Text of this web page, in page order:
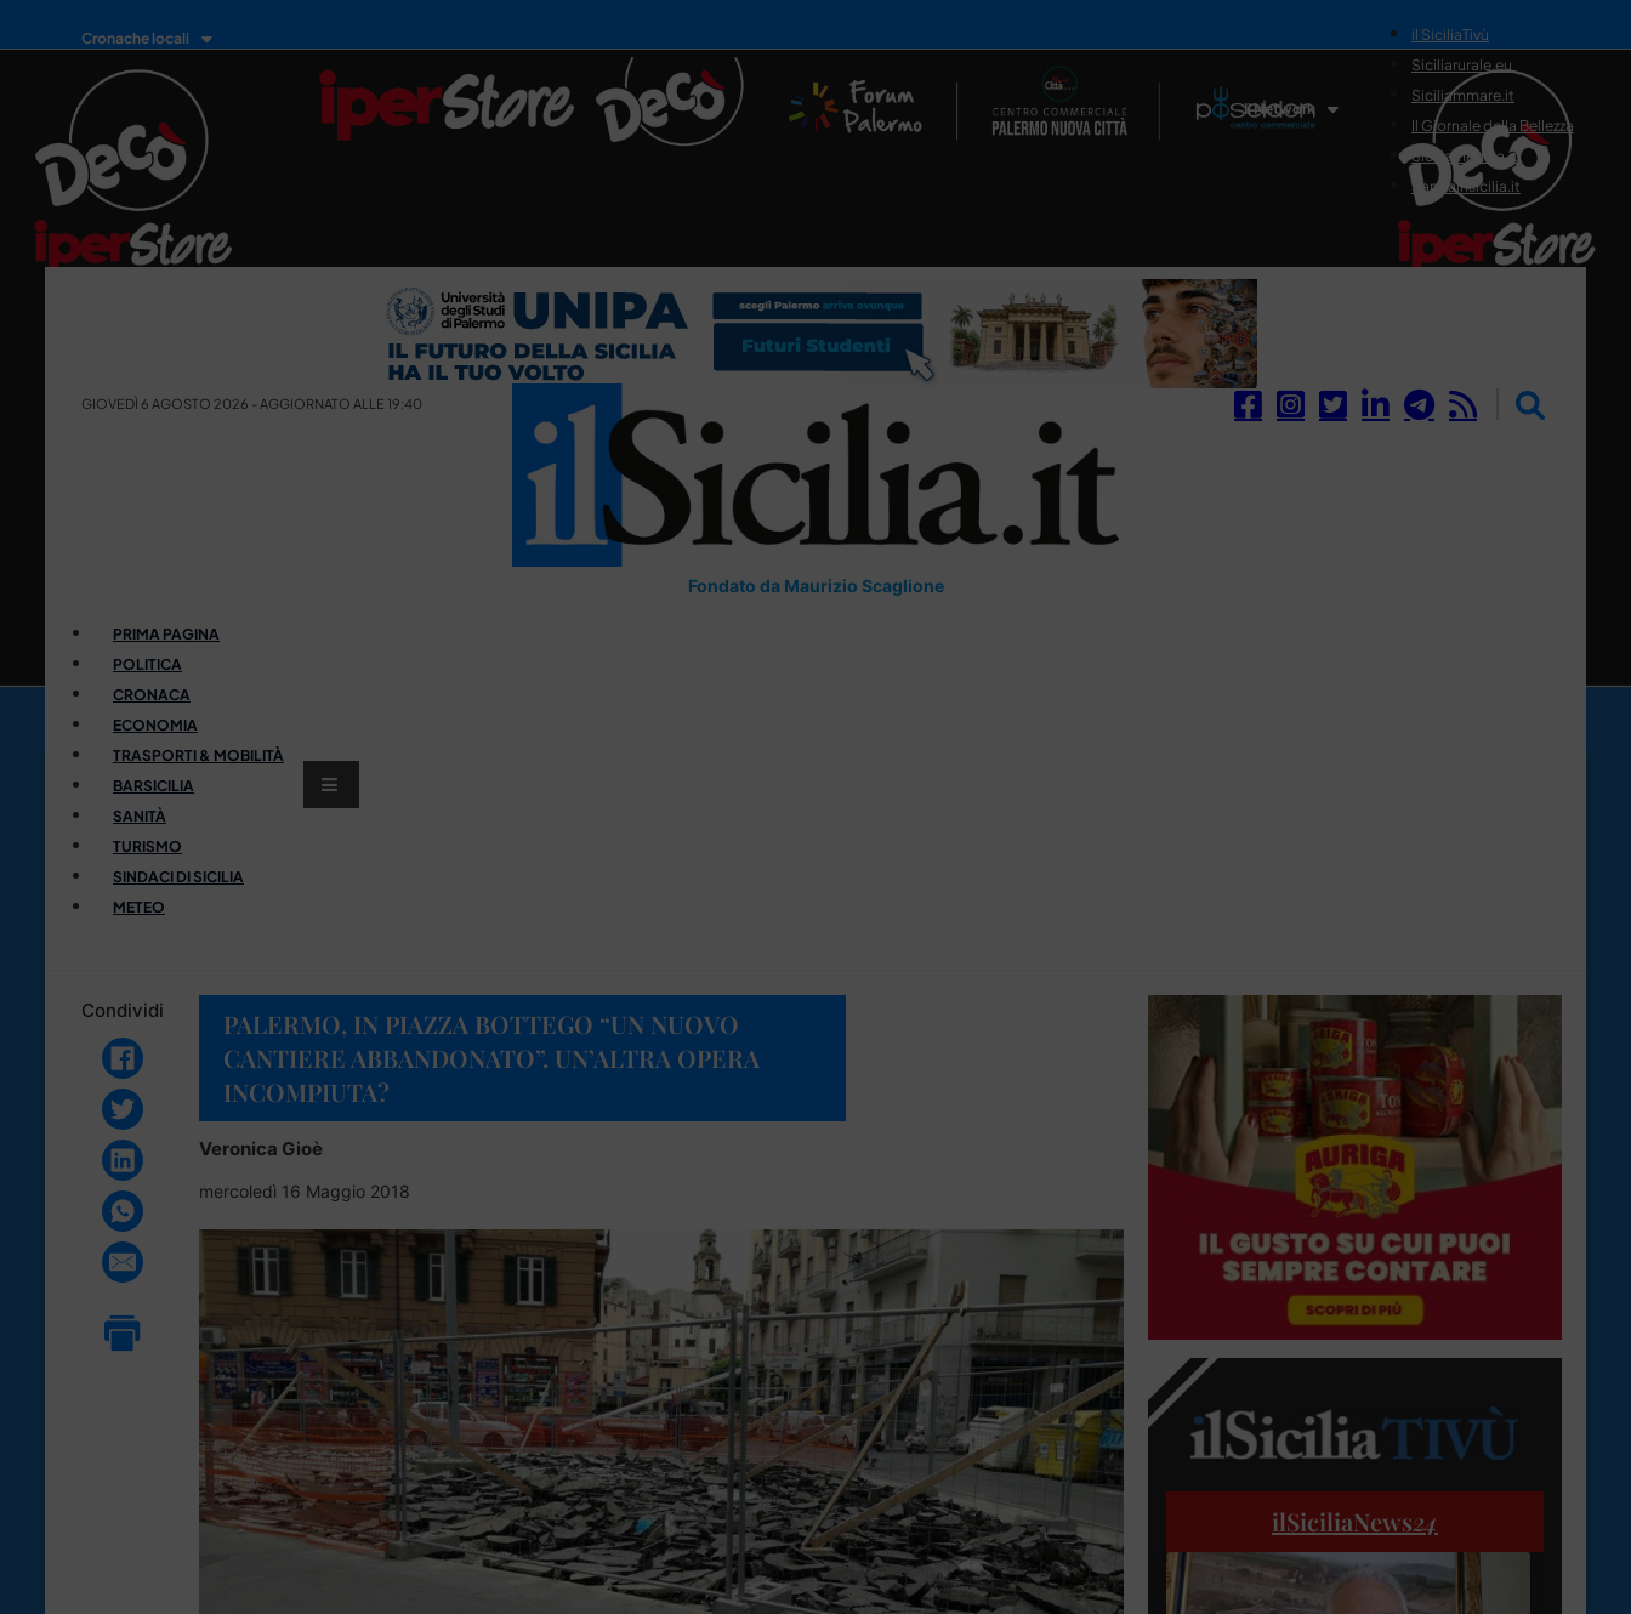
Cronache locali
Il Network
il SiciliaTivù
Siciliarurale.eu
Siciliammare.it
Il Giornale della Bellezza
Siciliamedica.it
Sanitainsicilia.it
GIOVEDÌ 6 AGOSTO 2026 - AGGIORNATO ALLE 19:40
Fondato da Maurizio Scaglione
PRIMA PAGINA
POLITICA
CRONACA
ECONOMIA
TRASPORTI & MOBILITÀ
BARSICILIA
SANITÀ
TURISMO
SINDACI DI SICILIA
METEO
Condividi
PALERMO, IN PIAZZA BOTTEGO “UN NUOVO
CANTIERE ABBANDONATO”. UN’ALTRA OPERA
INCOMPIUTA?
Veronica Gioè
mercoledì 16 Maggio 2018
ilSiciliaNews24